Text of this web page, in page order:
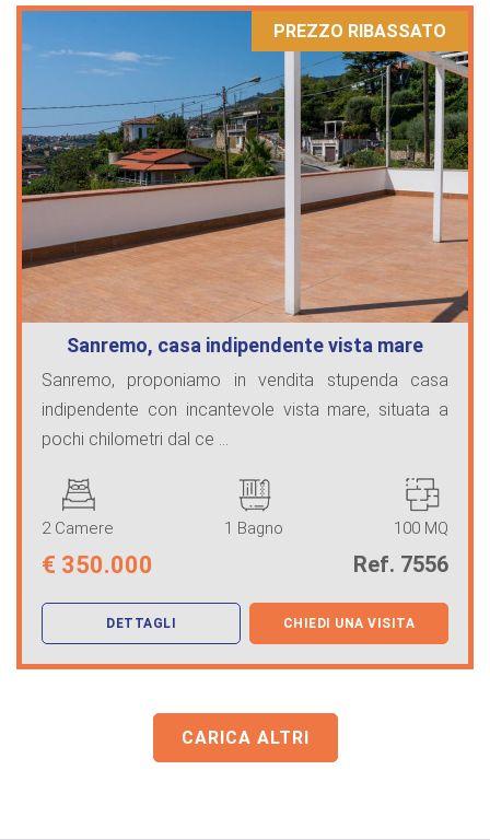
PREZZO RIBASSATO
Sanremo, casa indipendente vista mare
Sanremo, proponiamo in vendita stupenda casa
indipendente con incantevole vista mare, situata a
pochi chilometri dal ce ...
2 Camere 1 Bagno 100 MQ
€ 350.000 Ref. 7556
DETTAGLI CHIEDI UNA VISITA
CARICA ALTRI